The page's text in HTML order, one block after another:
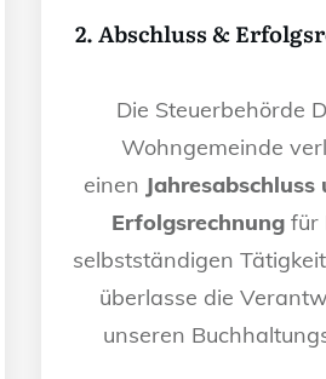
2. Abschluss &
Die Steuerbehörde
Wohngemeinde
einen Jahresabschluss
Erfolgsrechnung für
selbstständigen
überlasse die
unseren